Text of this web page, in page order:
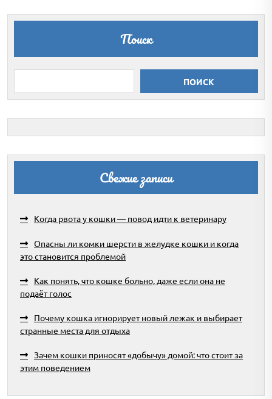
Поиск
ПОИСК
Свежие записи
Когда рвота у кошки — повод идти к ветеринару
Опасны ли комки шерсти в желудке кошки и когда
это становится проблемой
Как понять, что кошке больно, даже если она не
подаёт голос
Почему кошка игнорирует новый лежак и выбирает
странные места для отдыха
Зачем кошки приносят «добычу» домой: что стоит за
этим поведением